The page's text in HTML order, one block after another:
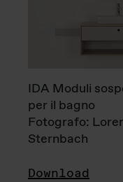
IDA Moduli
per il bagno
Fotografo:
Sternbach
Download